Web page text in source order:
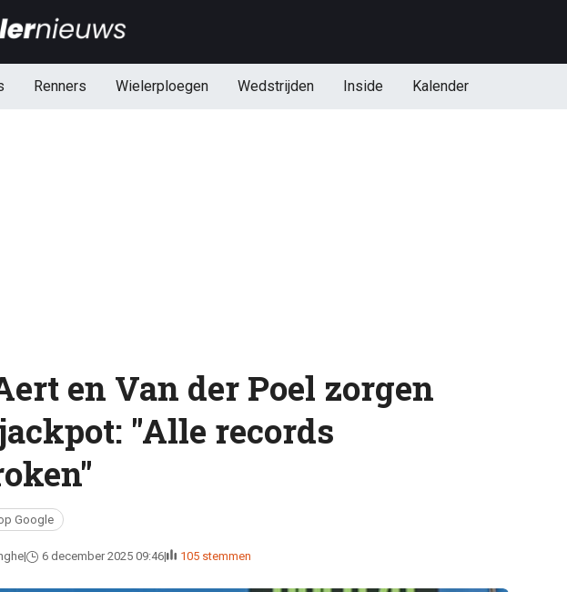
Renners Wielerploegen Wedstrijden Inside Kalender
en Van der Poel zorgen
"Alle records
Google
6 december 2025 09:46 105 stemmen